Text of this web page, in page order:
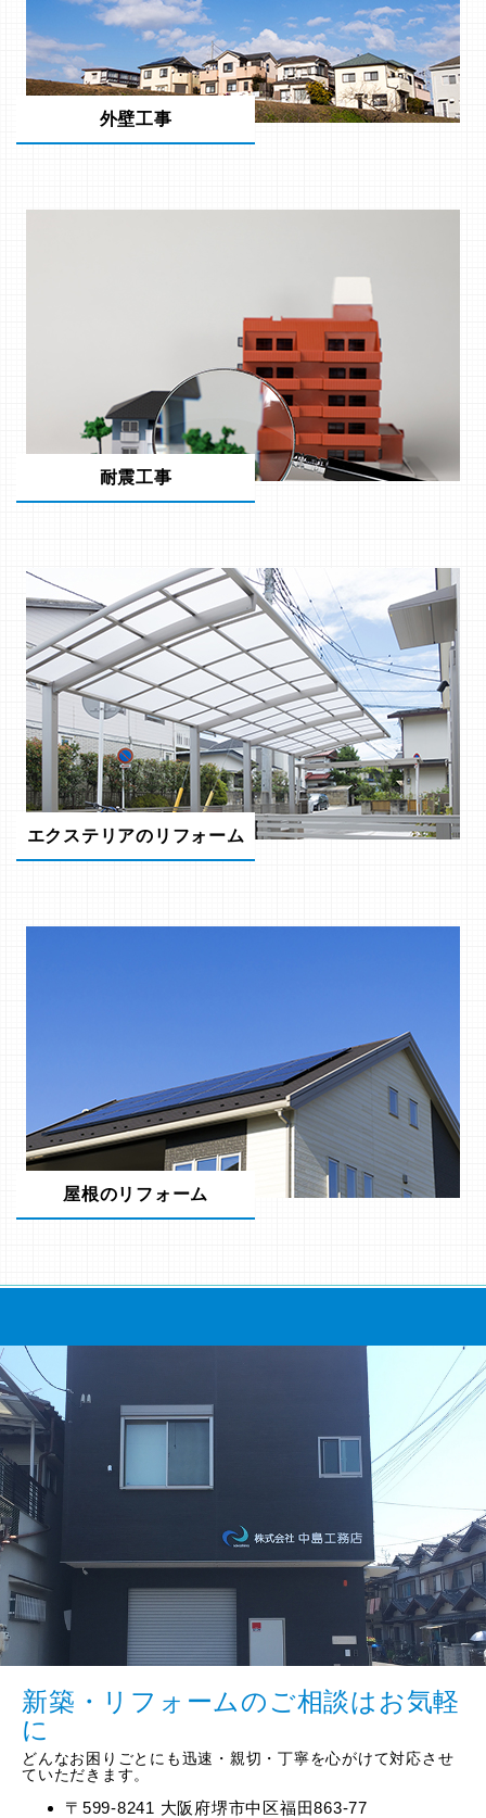
外壁工事
耐震工事
エクステリアのリフォーム
屋根のリフォーム
新築・リフォームのご相談はお気軽
に
どんなお困りごとにも迅速・親切・丁寧を心がけて対応させ
ていただきます。
〒599-8241 大阪府堺市中区福田863-77